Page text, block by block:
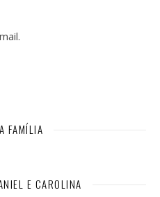
FAMÍLIA
E CAROLINA